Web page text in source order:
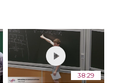
38:29